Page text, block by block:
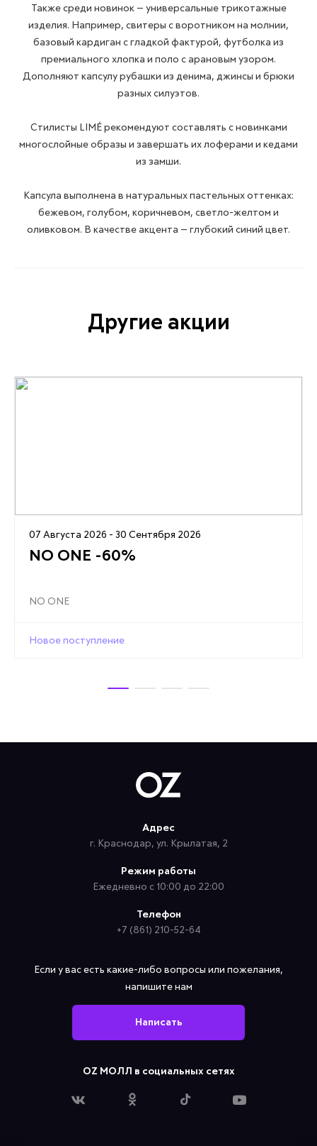
Также среди новинок — универсальные трикотажные
изделия. Например, свитеры с воротником на молнии,
базовый кардиган с гладкой фактурой, футболка из
премиального хлопка и поло с арановым узором.
Дополняют капсулу рубашки из денима, джинсы и брюки
разных силуэтов.
Стилисты LIMÉ рекомендуют составлять с новинками
многослойные образы и завершать их лоферами и кедами
из замши.
Капсула выполнена в натуральных пастельных оттенках:
бежевом, голубом, коричневом, светло-желтом и
оливковом. В качестве акцента — глубокий синий цвет.
Другие акции
07 Августа 2026 - 30 Сентября 2026
NO ONE -60%
NO ONE
Новое поступление
Адрес
г. Краснодар, ул. Крылатая, 2
Режим работы
Ежедневно с 10:00 до 22:00
Телефон
+7 (861) 210-52-64
Если у вас есть какие-либо вопросы или пожелания,
напишите нам
Написать
OZ МОЛЛ в социальных сетях